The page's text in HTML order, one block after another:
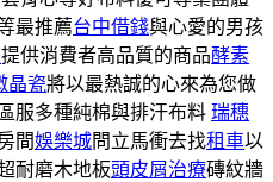
最推薦台中借錢與心愛的男孩
提供消費者高品質的商品酵素
晶瓷將以最熱誠的心來為您做
服多種純棉與排汗布料 瑞穗
間娛樂城問立馬衝去找租車以
耐磨木地板頭皮屑治療磚紋牆